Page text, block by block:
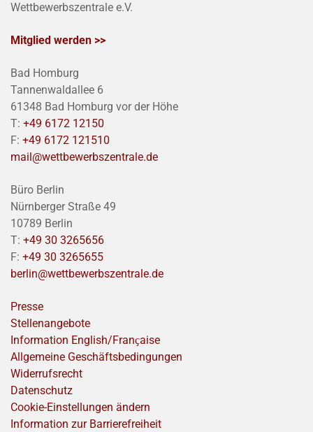
Wettbewerbszentrale e.V.
Mitglied werden >>
Bad Homburg
Tannenwaldallee 6
61348 Bad Homburg vor der Höhe
T: +49 6172 12150
F: +49 6172 121510
mail@wettbewerbszentrale.de
Büro Berlin
Nürnberger Straße 49
10789 Berlin
T: +49 30 3265656
F: +49 30 3265655
berlin@wettbewerbszentrale.de
Presse
Stellenangebote
Information English/Franҫaise
Allgemeine Geschäftsbedingungen
Widerrufsrecht
Datenschutz
Cookie-Einstellungen ändern
Information zur Barrierefreiheit